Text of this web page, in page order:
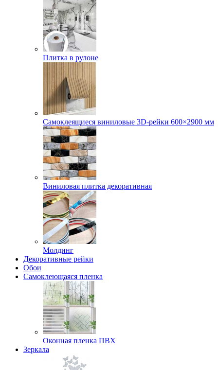
Плитка в рулоне
Самоклеящиеся виниловые 3D‑рейки 600×2900 мм
Виниловая плитка декоративная
Молдинг
Декоративные рейки
Обои
Самоклеющаяся пленка
Оконная пленка ПВХ
Зеркала